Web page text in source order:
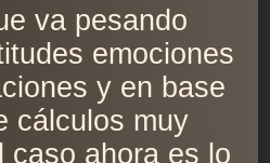
va pesando
emociones
y en base
cálculos muy
caso ahora es lo